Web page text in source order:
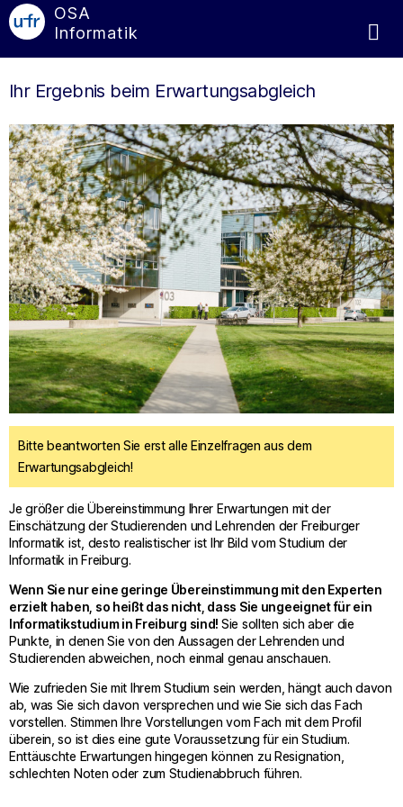
OSA
Informatik
Ihr Ergebnis beim Erwartungsabgleich
Bitte beantworten Sie erst alle Einzelfragen aus dem
Erwartungsabgleich!
Je größer die Übereinstimmung Ihrer Erwartungen mit der
Einschätzung der Studierenden und Lehrenden der Freiburger
Informatik ist, desto realistischer ist Ihr Bild vom Studium der
Informatik in Freiburg.
Wenn Sie nur eine geringe Übereinstimmung mit den Experten
erzielt haben, so heißt das nicht, dass Sie ungeeignet für ein
Informatikstudium in Freiburg sind! Sie sollten sich aber die
Punkte, in denen Sie von den Aussagen der Lehrenden und
Studierenden abweichen, noch einmal genau anschauen.
Wie zufrieden Sie mit Ihrem Studium sein werden, hängt auch davon
ab, was Sie sich davon versprechen und wie Sie sich das Fach
vorstellen. Stimmen Ihre Vorstellungen vom Fach mit dem Profil
überein, so ist dies eine gute Voraussetzung für ein Studium.
Enttäuschte Erwartungen hingegen können zu Resignation,
schlechten Noten oder zum Studienabbruch führen.